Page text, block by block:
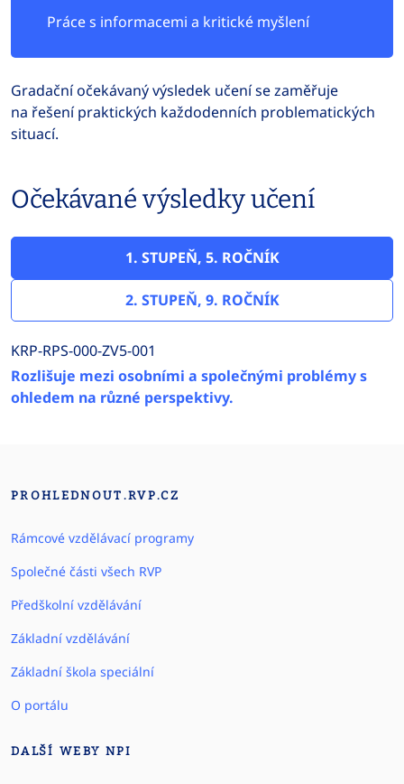
Práce s informacemi a kritické myšlení
Gradační očekávaný výsledek učení se zaměřuje
na řešení praktických každodenních problematických
situací.
Očekávané výsledky učení
1. STUPEŇ, 5. ROČNÍK
2. STUPEŇ, 9. ROČNÍK
KRP-RPS-000-ZV5-001
Rozlišuje mezi osobními a společnými problémy s
ohledem na různé perspektivy.
PROHLEDNOUT.RVP.CZ
Rámcové vzdělávací programy
Společné části všech RVP
Předškolní vzdělávání
Základní vzdělávání
Základní škola speciální
O portálu
DALŠÍ WEBY NPI